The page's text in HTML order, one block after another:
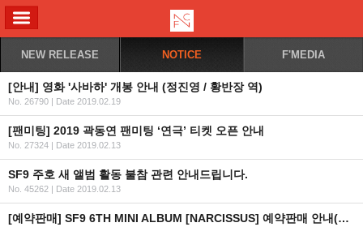
NEW RELEASE NOTICE F'MEDIA
[안내] 영화 '사바하' 개봉 안내 (정진영 / 황반장 역)
No. 26790 | Date 2019.02.19
[팬미팅] 2019 곽동연 팬미팅 ‘연극’ 티켓 오픈 안내
No. 27324 | Date 2019.02.13
SF9 주호 새 앨범 활동 불참 관련 안내드립니다.
No. 45262 | Date 2019.02.13
[예약판매] SF9 6TH MINI ALBUM [NARCISSUS] 예약판매 안내(수정)